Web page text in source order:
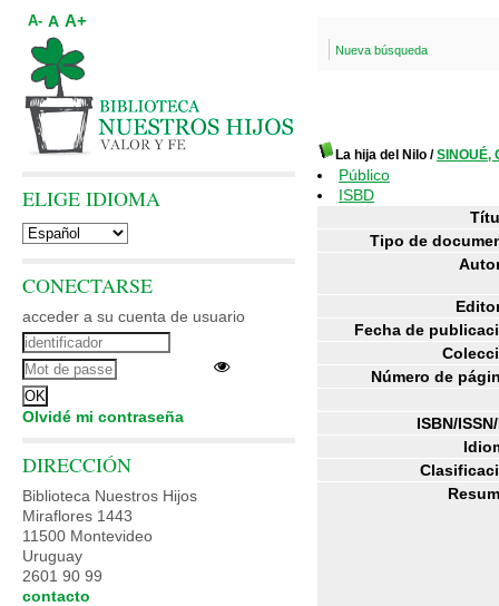
Nueva búsqueda
La hija del Nilo /SINOUÉ,
Público
ISBD
Tipo de
Fecha de
Número de
ISBN/
A- A A+
ELIGE IDIOMA
CONECTARSE
acceder a su cuenta de usuario
Olvidé mi contraseña
DIRECCIÓN
Biblioteca Nuestros Hijos
Miraflores 1443
11500 Montevideo
Uruguay
2601 90 99
contacto